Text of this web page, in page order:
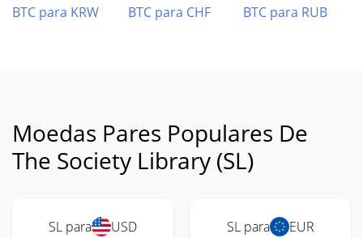
BTC para KRW
BTC para CHF BTC para RUB
Moedas Pares Populares De
The Society Library (SL)
SL para USD SL para EUR